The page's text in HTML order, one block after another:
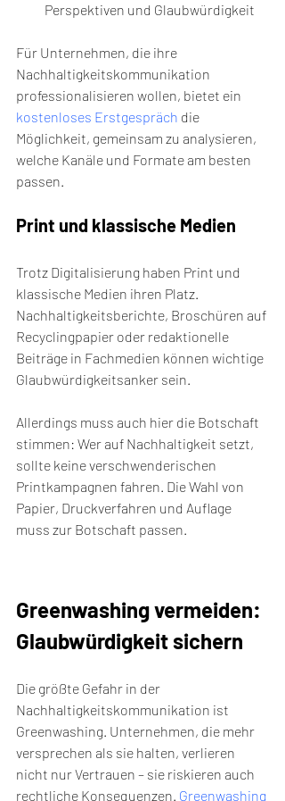
Perspektiven und Glaubwürdigkeit
Für Unternehmen, die ihre
Nachhaltigkeitskommunikation
professionalisieren wollen, bietet ein
kostenloses Erstgespräch die
Möglichkeit, gemeinsam zu analysieren,
welche Kanäle und Formate am besten
passen.
Print und klassische Medien
Trotz Digitalisierung haben Print und
klassische Medien ihren Platz.
Nachhaltigkeitsberichte, Broschüren auf
Recyclingpapier oder redaktionelle
Beiträge in Fachmedien können wichtige
Glaubwürdigkeitsanker sein.
Allerdings muss auch hier die Botschaft
stimmen: Wer auf Nachhaltigkeit setzt,
sollte keine verschwenderischen
Printkampagnen fahren. Die Wahl von
Papier, Druckverfahren und Auflage
muss zur Botschaft passen.
Greenwashing vermeiden:
Glaubwürdigkeit sichern
Die größte Gefahr in der
Nachhaltigkeitskommunikation ist
Greenwashing. Unternehmen, die mehr
versprechen als sie halten, verlieren
nicht nur Vertrauen – sie riskieren auch
rechtliche Konsequenzen. Greenwashing